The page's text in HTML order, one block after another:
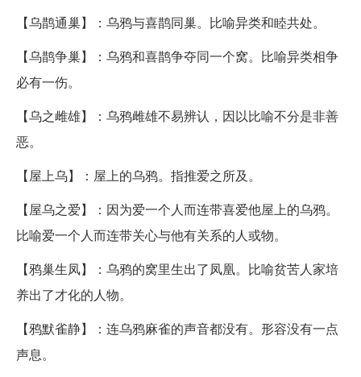
【乌鹊通巢】：乌鸦与喜鹊同巢。比喻异类和睦共处。
【乌鹊争巢】：乌鸦和喜鹊争夺同一个窝。比喻异类相争
必有一伤。
【乌之雌雄】：乌鸦雌雄不易辨认，因以比喻不分是非善
恶。
【屋上乌】：屋上的乌鸦。指推爱之所及。
【屋乌之爱】：因为爱一个人而连带喜爱他屋上的乌鸦。
比喻爱一个人而连带关心与他有关系的人或物。
【鸦巢生凤】：乌鸦的窝里生出了凤凰。比喻贫苦人家培
养出了才化的人物。
【鸦默雀静】：连乌鸦麻雀的声音都没有。形容没有一点
声息。